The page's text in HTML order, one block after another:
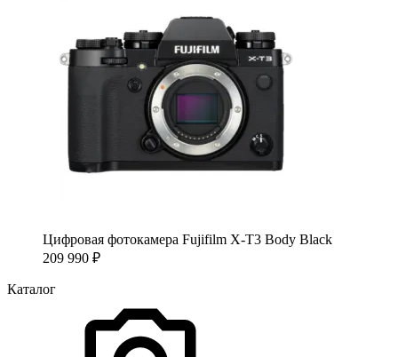
Цифровая фотокамера Fujifilm X-T3 Body Black
209 990 ₽
Каталог